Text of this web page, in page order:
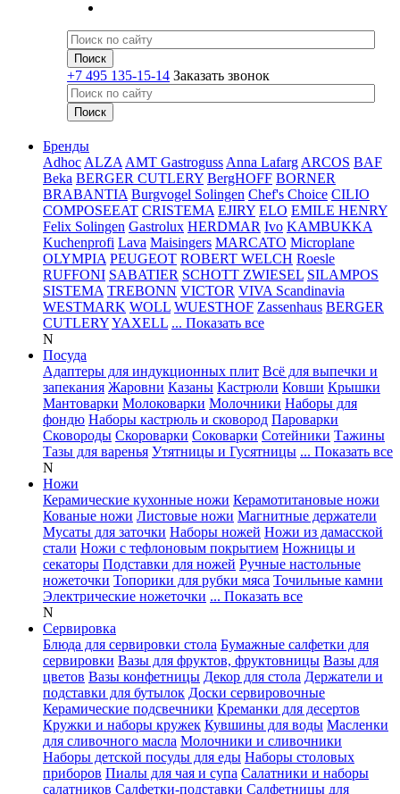
+7 495 135-15-14 Заказать звонок
Бренды
Adhoc ALZA AMT Gastroguss Anna Lafarg ARCOS BAF
Beka BERGER CUTLERY BergHOFF BORNER
BRABANTIA Burgvogel Solingen Chef's Choice CILIO
COMPOSEEAT CRISTEMA EJIRY ELO EMILE HENRY
Felix Solingen Gastrolux HERDMAR Ivo KAMBUKKA
Kuchenprofi Lava Maisingers MARCATO Microplane
OLYMPIA PEUGEOT ROBERT WELCH Roesle
RUFFONI SABATIER SCHOTT ZWIESEL SILAMPOS
SISTEMA TREBONN VICTOR VIVA Scandinavia
WESTMARK WOLL WUESTHOF Zassenhaus BERGER
CUTLERYYAXELL ... Показать все
N
Посуда
Адаптеры для индукционных плит Всё для выпечки и
запекания Жаровни Казаны Кастрюли Ковши Крышки
Мантоварки Молоковарки Молочники Наборы для
фондю Наборы кастрюль и сковород Пароварки
Сковороды Скороварки Соковарки Сотейники Тажины
Тазы для варенья Утятницы и Гусятницы ... Показать все
N
Ножи
Керамические кухонные ножи Керамотитановые ножи
Кованые ножи Листовые ножи Магнитные держатели
Мусаты для заточки Наборы ножей Ножи из дамасской
стали Ножи с тефлоновым покрытием Ножницы и
секаторы Подставки для ножей Ручные настольные
ножеточки Топорики для рубки мяса Точильные камни
Электрические ножеточки ... Показать все
N
Сервировка
Блюда для сервировки стола Бумажные салфетки для
сервировки Вазы для фруктов, фруктовницы Вазы для
цветов Вазы конфетницы Декор для стола Держатели и
подставки для бутылок Доски сервировочные
Керамические подсвечники Креманки для десертов
Кружки и наборы кружек Кувшины для воды Масленки
для сливочного масла Молочники и сливочники
Наборы детской посуды для еды Наборы столовых
приборов Пиалы для чая и супа Салатники и наборы
салатников Салфетки-подставки Салфетницы для